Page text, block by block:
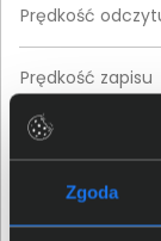
Zgoda
Prędkość
Prędkość zapisu
Czas trwania